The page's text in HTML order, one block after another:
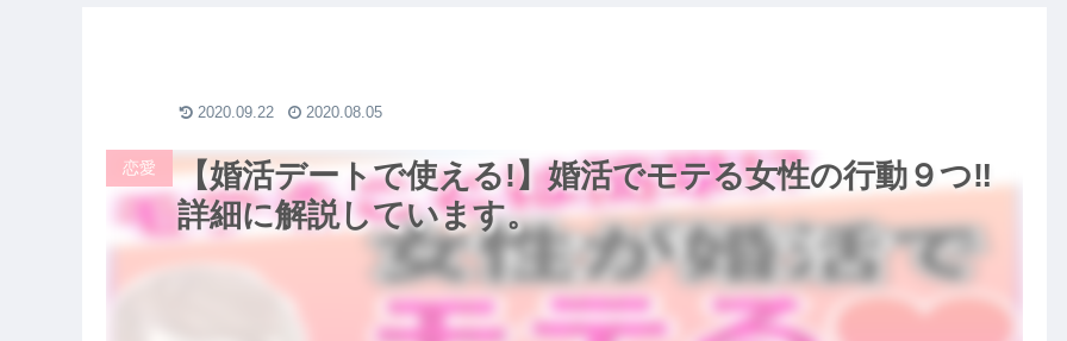
【婚活デートで使える!】婚活でモテる女性の行動９つ‼
詳細に解説しています。
恋愛
2020.09.22 2020.08.05